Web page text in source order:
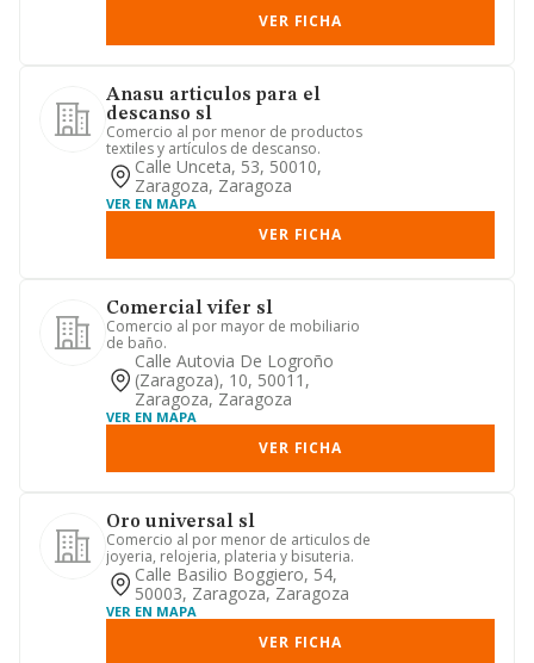
VER FICHA
Anasu articulos para el
descanso sl
Comercio al por menor de productos
textiles y artículos de descanso.
Calle Unceta, 53, 50010,
Zaragoza, Zaragoza
VER EN MAPA
VER FICHA
Comercial vifer sl
Comercio al por mayor de mobiliario
de baño.
Calle Autovia De Logroño
(zaragoza), 10, 50011,
Zaragoza, Zaragoza
VER EN MAPA
VER FICHA
Oro universal sl
Comercio al por menor de articulos de
joyeria, relojeria, plateria y bisuteria.
Calle Basilio Boggiero, 54,
50003, Zaragoza, Zaragoza
VER EN MAPA
VER FICHA